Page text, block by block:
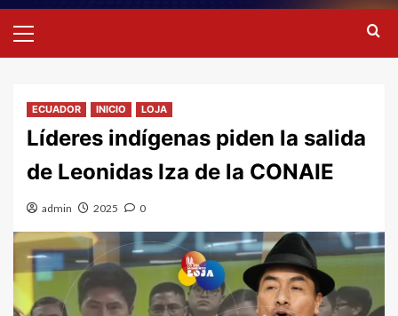
primario
ECUADOR INICIO LOJA
Líderes indígenas piden la salida
de Leonidas Iza de la CONAIE
admin 2025 0